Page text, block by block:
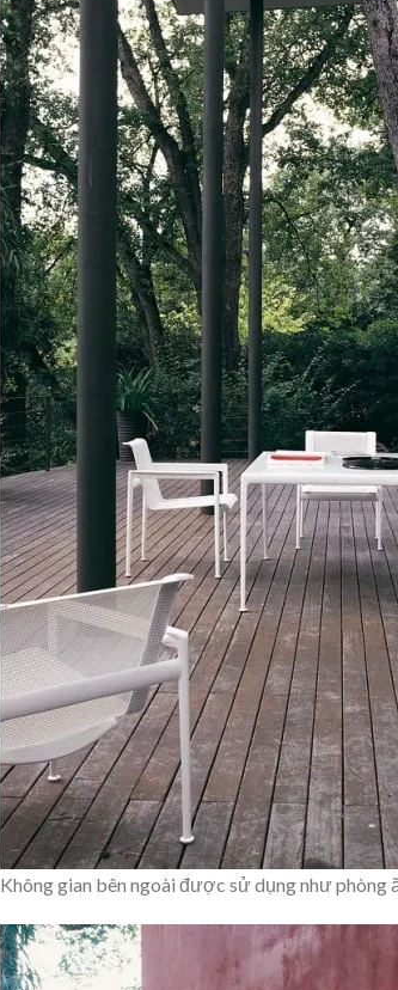
Không gian bên ngoài được sử dụng như phòng